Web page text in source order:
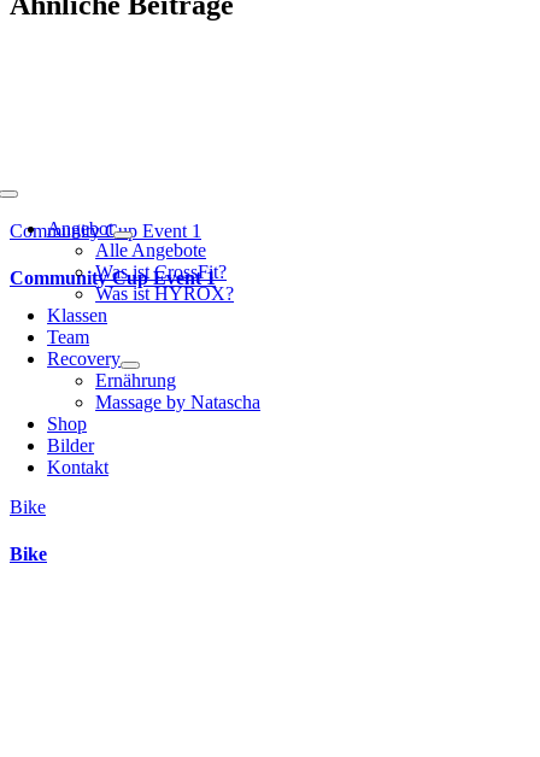
Toggle
NavigationAngebot
Alle Angebote
Was ist CrossFit?
Was ist HYROX?
Klassen
Team
Recovery
Ernährung
Massage by Natascha
Shop
Bilder
Kontakt
Community Cup Event 1
Community Cup Event 1
Bike
Bike